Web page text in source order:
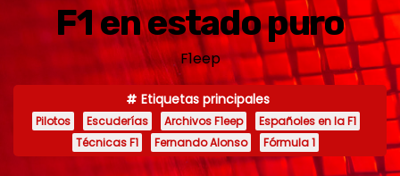
F1 en estado puro
F1eep
Etiquetas principales
Pilotos Escuderías Archivos F1eep
Españoles en la F1
Técnicas F1
Fernando Alonso Fórmula 1